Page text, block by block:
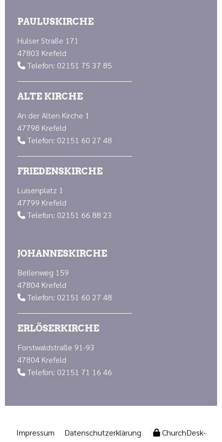
PAULUSKIRCHE
Hülser Straße 171
47803 Krefeld
 Telefon: 02151 75 37 85
ALTE KIRCHE
An der Alten Kirche 1
47798 Krefeld
 Telefon: 02151 60 27 48
FRIEDENSKIRCHE
Luisenplatz 1
47799 Krefeld
 Telefon: 02151 66 88 23
JOHANNESKIRCHE
Bellenweg 159
47804 Krefeld
 Telefon: 02151 60 27 48
ERLÖSERKIRCHE
Forstwaldstraße 91-93
47804 Krefeld
 Telefon: 02151 71 16 46
Impressum Datenschutzerklärung
ChurchDesk-